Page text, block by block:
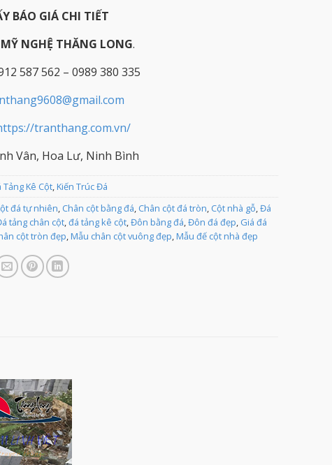
BÁO GIÁ CHI TIẾT
NGHỆ THĂNG LONG.
587 562 – 0989 380 335
tranthang.com.vn/
Vân, Hoa Lư, Ninh Bình
Tảng Kê Cột, Kiến Trúc Đá
đá tự nhiên Chân cột bằng đá Chân cột đá tròn Cột nhà gỗ Đá
tảng chân cột, đá tảng kê cột, Đôn bằng đá Đôn đá đẹp Giá đá
cột tròn đẹp Mẫu chân cột vuông đẹp Mẫu đế cột nhà đẹp